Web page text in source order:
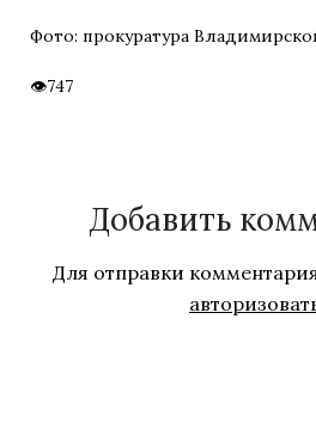
Фото: прокуратура
747
Добавить
Для отправки